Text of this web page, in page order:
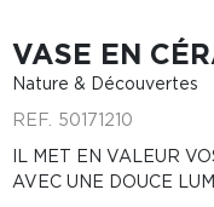
VASE EN
Nature & Découvertes
REF. 50171210
IL MET EN VALEUR
AVEC UNE DOUCE